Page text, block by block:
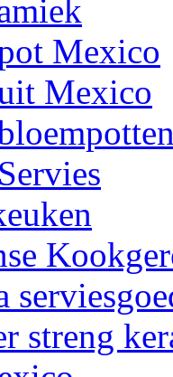
Mexico
Mexico
streng